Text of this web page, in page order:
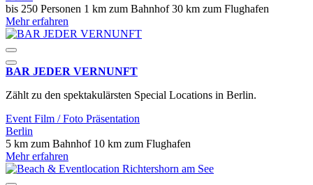
bis 250 Personen 1 km zum Bahnhof30 km zum Flughafen
Mehr erfahren
BAR JEDER VERNUNFT
Zählt zu den spektakulärsten Special Locations in Berlin.
Event Film / Foto Präsentation
Berlin
5 km zum Bahnhof 10 km zum Flughafen
Mehr erfahren